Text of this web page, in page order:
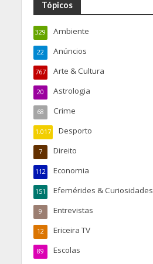
Tópicos
Ambiente
329
Anúncios
22
Arte & Cultura
767
Astrologia
20
Crime
68
Desporto
1.017
Direito
7
Economia
112
Efemérides & Curiosidades
151
Entrevistas
9
Ericeira TV
12
Escolas
89